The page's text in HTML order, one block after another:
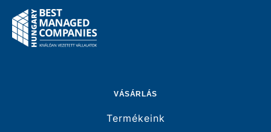
VÁSÁRLÁS
Termékeink